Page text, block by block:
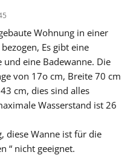
Wohnung in einer
Es gibt eine
und eine Badewanne. Die
von 17o cm, Breite 70 cm
cm, dies sind alles
Wasserstand ist 26
diese Wanne ist für die
“ nicht geeignet.